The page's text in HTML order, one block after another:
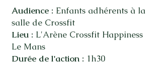
Audience : Enfants adhérents à la
salle de Crossfit
Lieu : L'Arène Crossfit Happiness
Le Mans
Durée de l'action : 1h30